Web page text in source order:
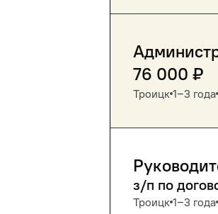
76 000 ₽
Троицк 1‒3 года
з/п по
Троицк 1‒3 года